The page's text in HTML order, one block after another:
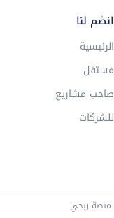
انضم لنا
الرئيسية
مستقل
صاحب مشاريع
للشركات